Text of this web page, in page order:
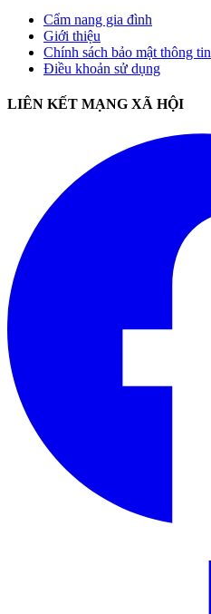
Cẩm nang gia đình
Giới thiệu
Chính sách bảo mật thông tin
Điều khoản sử dụng
LIÊN KẾT MẠNG XÃ HỘI